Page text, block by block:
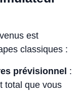
est
classiques :
prévisionnel :
total que vous